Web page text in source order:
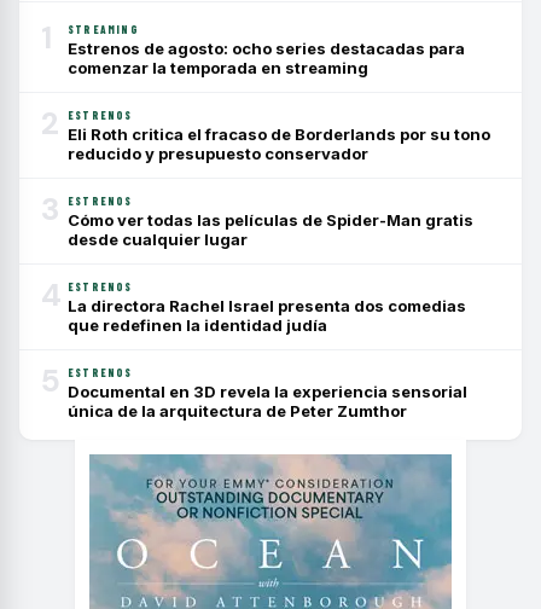
1 STREAMING
Estrenos de agosto: ocho series destacadas para
comenzar la temporada en streaming
2 ESTRENOS
Eli Roth critica el fracaso de Borderlands por su tono
reducido y presupuesto conservador
3 ESTRENOS
Cómo ver todas las películas de Spider-Man gratis
desde cualquier lugar
4 ESTRENOS
La directora Rachel Israel presenta dos comedias
que redefinen la identidad judía
5 ESTRENOS
Documental en 3D revela la experiencia sensorial
única de la arquitectura de Peter Zumthor